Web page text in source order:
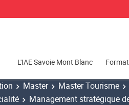
L'IAE Savoie Mont Blanc
Master Master Tourisme
Management stratégique